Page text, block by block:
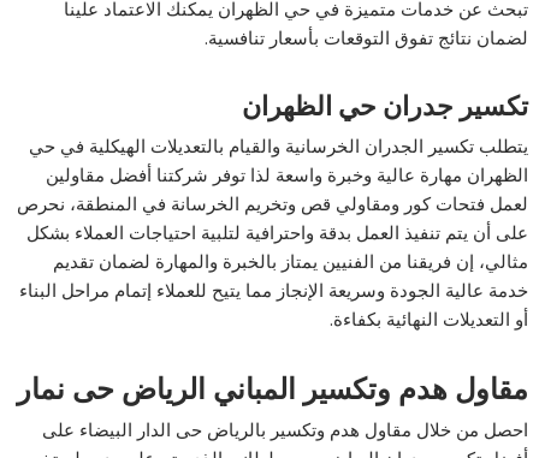
تبحث عن خدمات متميزة في حي الظهران يمكنك الاعتماد علينا
لضمان نتائج تفوق التوقعات بأسعار تنافسية.
تكسير جدران حي الظهران
يتطلب تكسير الجدران الخرسانية والقيام بالتعديلات الهيكلية في حي
الظهران مهارة عالية وخبرة واسعة لذا توفر شركتنا أفضل مقاولين
لعمل فتحات كور ومقاولي قص وتخريم الخرسانة في المنطقة، نحرص
على أن يتم تنفيذ العمل بدقة واحترافية لتلبية احتياجات العملاء بشكل
مثالي، إن فريقنا من الفنيين يمتاز بالخبرة والمهارة لضمان تقديم
خدمة عالية الجودة وسريعة الإنجاز مما يتيح للعملاء إتمام مراحل البناء
أو التعديلات النهائية بكفاءة.
مقاول هدم وتكسير المباني الرياض حى نمار
احصل من خلال مقاول هدم وتكسير بالرياض حى الدار البيضاء على